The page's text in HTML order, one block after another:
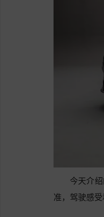
今天介
准，驾驶感